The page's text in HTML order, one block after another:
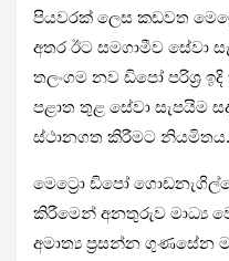
පියවරක් ලෙස කඩවත
අතර ඊට සමගාමීව සේවා
තලංගම නව ඩිපෝ පරිශ්‍ර
පළාත තුළ සේවා සැපයිම
ස්ථානගත කිරීමට නියමිතය.
මෙට්‍රො ඩිපෝ
කිරීමෙන් අනතුරුව මාධ්‍ය
අමාත්‍ය ප්‍රසන්න ගුණසේන